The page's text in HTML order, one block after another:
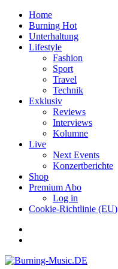
Home
Burning Hot
Unterhaltung
Lifestyle
Fashion
Sport
Travel
Technik
Exklusiv
Reviews
Interviews
Kolumne
Live
Next Events
Konzertberichte
Shop
Premium Abo
Log in
Cookie-Richtlinie (EU)